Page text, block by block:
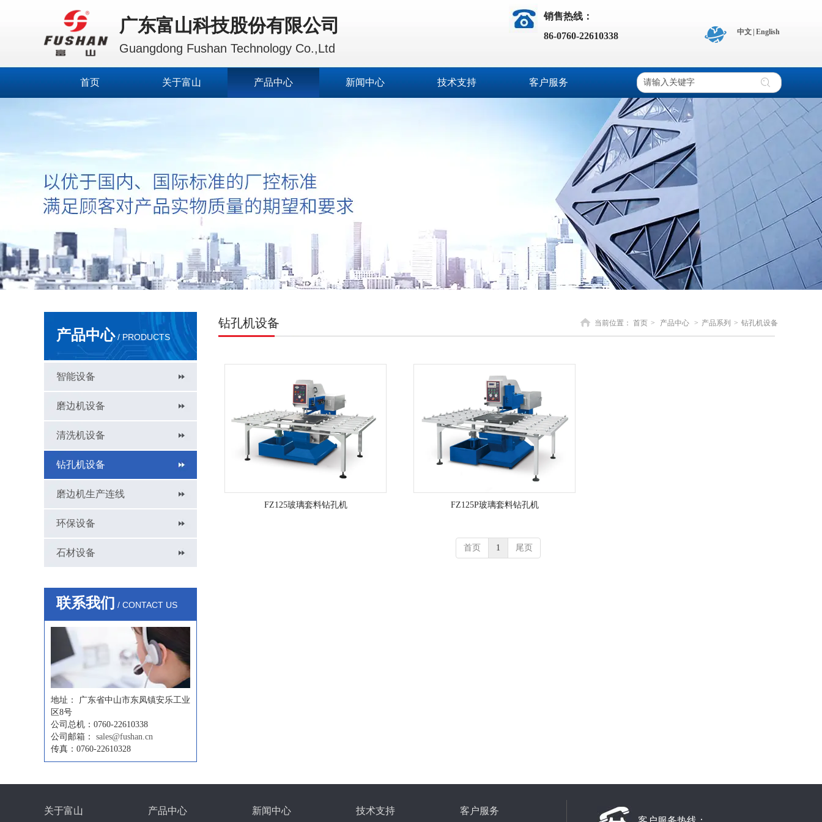
中文 English
销售热线：
86-0760-22610338
广东富山科技股份有限公司
Guangdong Fushan Technology Co.,Ltd
首页 关于富山 产品中心 新闻中心 技术支持 客户服务
产品中心 / PRODUCTS
智能设备
磨边机设备
清洗机设备
钻孔机设备
磨边机生产连线
环保设备
石材设备
联系我们 / CONTACT US
地址： 广东省中山市东凤镇安乐工业
区8号
公司总机：0760-22610338
公司邮箱： sales@fushan.cn
传真：0760-22610328
钻孔机设备 当前位置： 首页 > 产品中心 > 产品系列 > 钻孔机设备
FZ125玻璃套料钻孔机 FZ125P玻璃套料钻孔机
首页 1 尾页
关于富山 产品中心 新闻中心 技术支持 客户服务